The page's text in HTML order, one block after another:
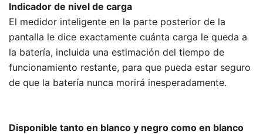
Indicador de nivel de carga
El medidor inteligente en la parte posterior de la
pantalla le dice exactamente cuánta carga le queda a
la batería, incluida una estimación del tiempo de
funcionamiento restante, para que pueda estar seguro
de que la batería nunca morirá inesperadamente.
Disponible tanto en blanco y negro como en blanco